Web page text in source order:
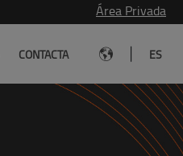
Área Privada
CONTACTA ES